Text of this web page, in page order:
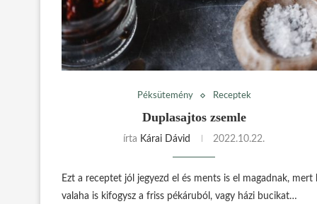
Péksütemény Receptek
Duplasajtos zsemle
írta Kárai Dávid 2022.10.22.
Ezt a receptet jól jegyezd el és ments is el magadnak, mert
valaha is kifogysz a friss pékáruból, vagy házi bucikat…